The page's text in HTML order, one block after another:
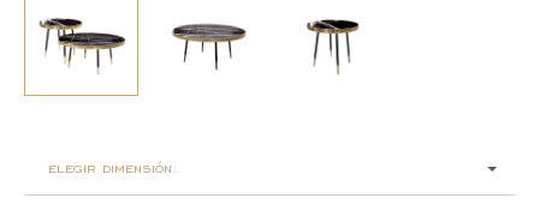
elegir dimensión: